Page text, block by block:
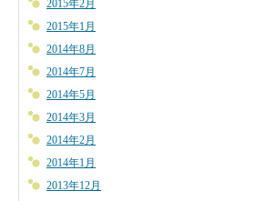
2015年2月
2015年1月
2014年8月
2014年7月
2014年5月
2014年3月
2014年2月
2014年1月
2013年12月